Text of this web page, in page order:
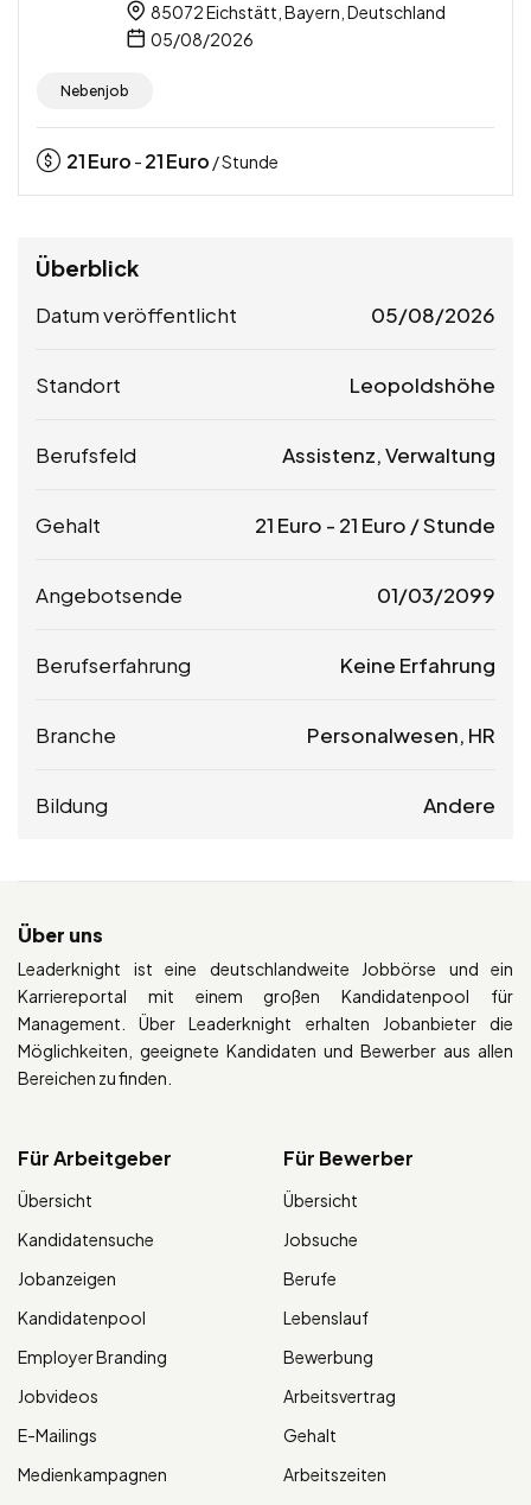
85072 Eichstätt, Bayern, Deutschland
05/08/2026
Nebenjob
21Euro - 21Euro / Stunde
Überblick
Datum veröffentlicht 05/08/2026
Standort Leopoldshöhe
Berufsfeld Assistenz, Verwaltung
Gehalt 21 Euro - 21 Euro / Stunde
Angebotsende 01/03/2099
Berufserfahrung Keine Erfahrung
Branche Personalwesen, HR
Bildung Andere
Über uns
Leaderknight ist eine deutschlandweite Jobbörse und ein
Karriereportal mit einem großen Kandidatenpool für
Management. Über Leaderknight erhalten Jobanbieter die
Möglichkeiten, geeignete Kandidaten und Bewerber aus allen
Bereichen zu finden.
Für Arbeitgeber
Übersicht
Kandidatensuche
Jobanzeigen
Kandidatenpool
Employer Branding
Jobvideos
E-Mailings
Medienkampagnen
Für Bewerber
Übersicht
Jobsuche
Berufe
Lebenslauf
Bewerbung
Arbeitsvertrag
Gehalt
Arbeitszeiten